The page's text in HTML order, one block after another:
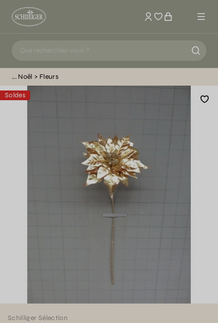
Mon compte
Noël Fleurs
Soldes
Schilliger Sélection